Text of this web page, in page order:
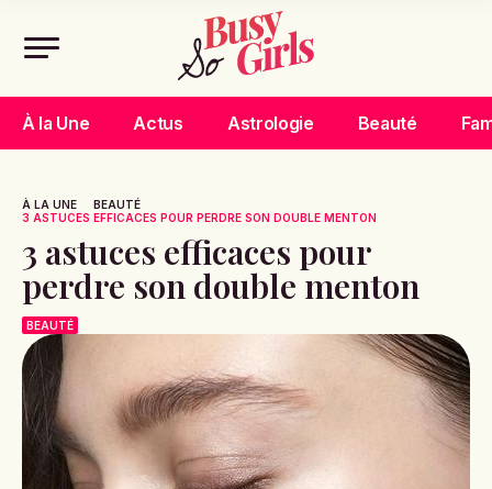
À la Une Actus Astrologie Beauté
À LA UNE
BEAUTÉ
3 ASTUCES EFFICACES POUR PERDRE SON DOUBLE MENTON
3 astuces efficaces pour
perdre son double menton
BEAUTÉ